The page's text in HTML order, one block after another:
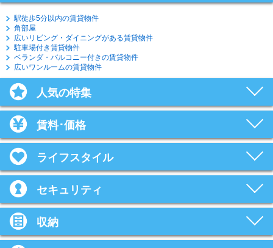
駅徒歩5分以内の賃貸物件
角部屋
広いリビング・ダイニングがある賃貸物件
駐車場付き賃貸物件
ベランダ・バルコニー付きの賃貸物件
広いワンルームの賃貸物件
人気の特集
賃料･価格
ライフスタイル
セキュリティ
収納